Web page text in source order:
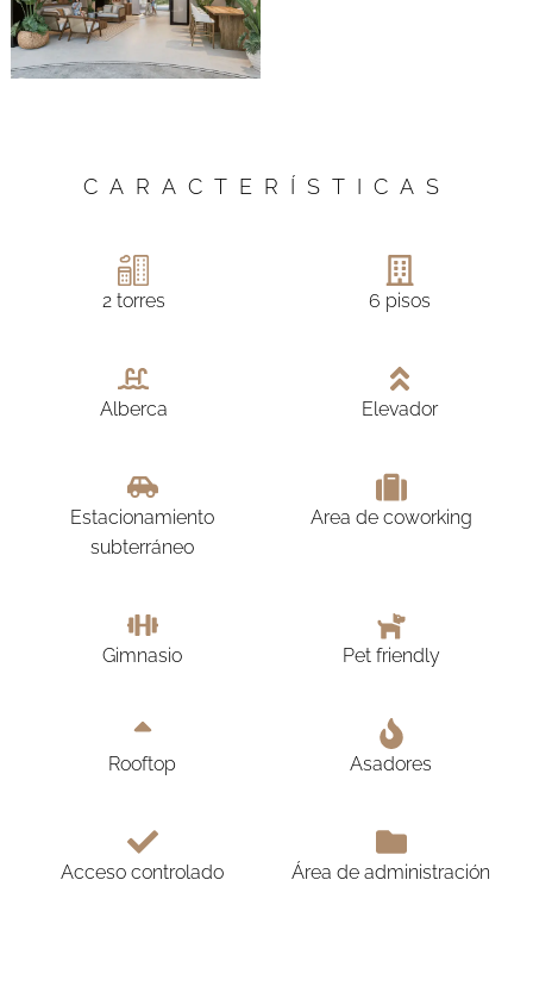
CARACTERÍSTICAS
2 torres 6 pisos
Alberca Elevador
Estacionamiento
subterráneo
Area de coworking
Gimnasio Pet friendly
Rooftop Asadores
Acceso controlado Área de administración